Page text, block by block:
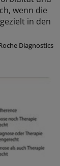
wenn die
in den
Diagnostics